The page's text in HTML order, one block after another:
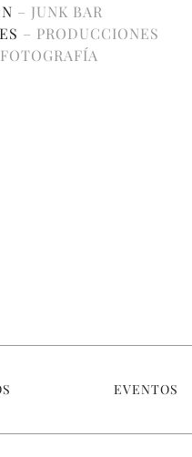
– JUNK BAR
– PRODUCCIONES
EVENTOS